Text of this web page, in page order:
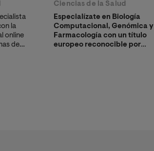
la
online
de
Ciencias de la Salud
Especialízate en Biología
Computacional, Genómica y
Farmacología con un título
europeo reconocible por